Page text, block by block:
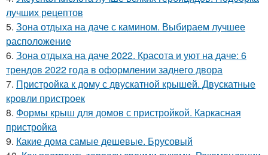
лучших рецептов
5. Зона отдыха на даче с камином. Выбираем лучшее
расположение
6. Зона отдыха на даче 2022. Красота и уют на даче: 6
трендов 2022 года в оформлении заднего двора
7. Пристройка к дому с двускатной крышей. Двускатные
кровли пристроек
8. Формы крыш для домов с пристройкой. Каркасная
пристройка
9. Какие дома самые дешевые. Брусовый